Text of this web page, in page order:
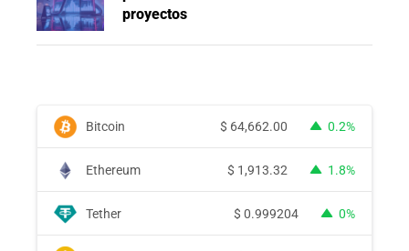
proyectos
Bitcoin $ 64,662.00 0.2%
Ethereum $ 1,913.32 1.8%
Tether $ 0.999204 0%